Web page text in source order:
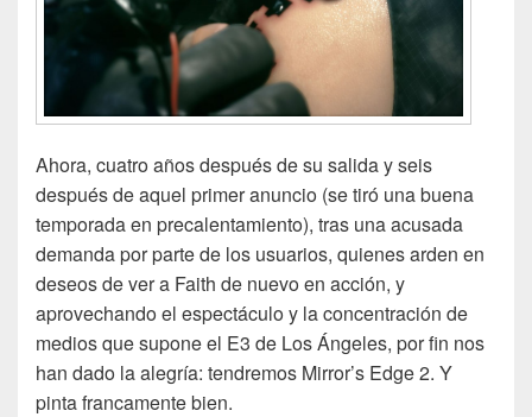
Ahora, cuatro años después de su salida y seis
después de aquel primer anuncio (se tiró una buena
temporada en precalentamiento), tras una acusada
demanda por parte de los usuarios, quienes arden en
deseos de ver a Faith de nuevo en acción, y
aprovechando el espectáculo y la concentración de
medios que supone el E3 de Los Ángeles, por fin nos
han dado la alegría: tendremos Mirror’s Edge 2. Y
pinta francamente bien.